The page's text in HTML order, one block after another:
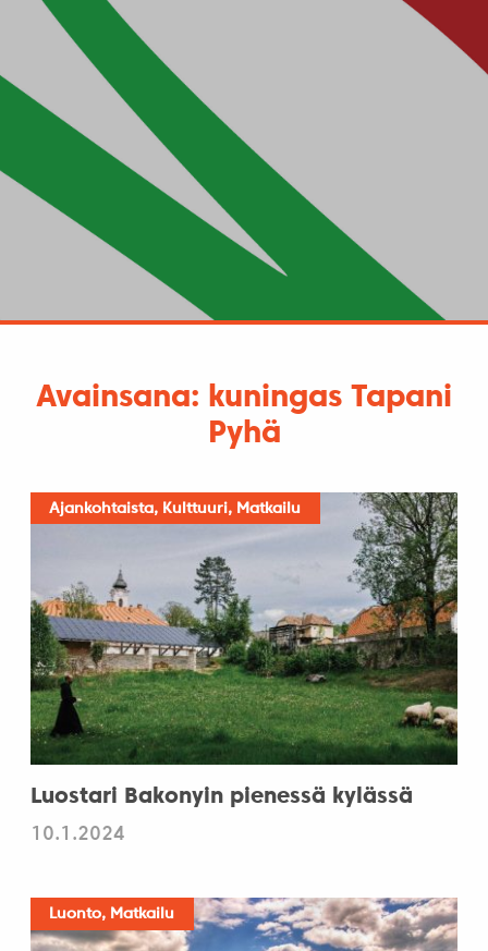
Avainsana: kuningas Tapani
Pyhä
Ajankohtaista, Kulttuuri, Matkailu
Luostari Bakonyin pienessä kylässä
10.1.2024
Luonto, Matkailu